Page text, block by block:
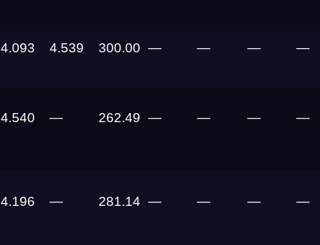
16.08.2026
14.08.2026 —
4.093 4.539 300.00 — — — —
4.540 — 262.49 — — — —
4.196 — 281.14 — — — —